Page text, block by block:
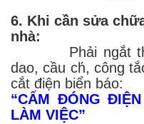
6. Khi cần sửa
nhà:
Phải ngắt thiết
dao, cầu ch́, công
cắt điện biển báo:
“CẤM ĐÓNG
LÀM VIỆC”